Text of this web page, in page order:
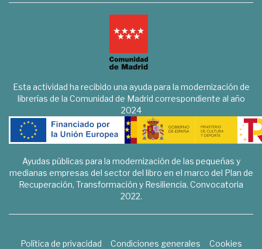
Esta actividad ha recibido una ayuda para la modernización de
librerías de la Comunidad de Madrid correspondiente al año
2024
Ayudas públicas para la modernización de las pequeñas y
medianas empresas del sector del libro en el marco del Plan de
Recuperación, Transformación y Resiliencia. Convocatoria
2022.
Política de privacidad Condiciones generales
Cookies